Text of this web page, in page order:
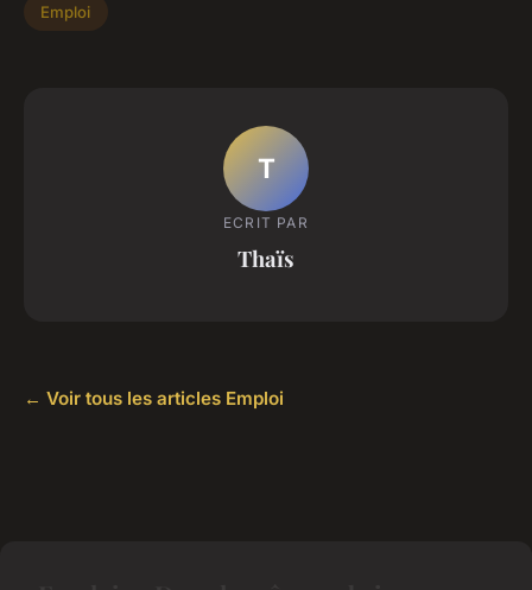
Emploi
T
ECRIT PAR
Thaïs
← Voir tous les articles Emploi